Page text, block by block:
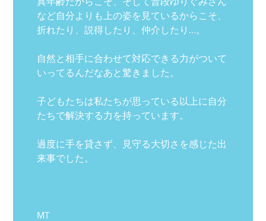
など自分よりも上の姿を見ているからこそ、
折れたり、説得したり、仲介したり…。
自然と相手に合わせて対応できる力がついて
いってるんだなあと驚きました。
子どもたちは私たちが思っている以上に自分
たちで解決する力を持っています。
過度に手を貸さず、見守る大切さを感じた出
来事でした。
MT